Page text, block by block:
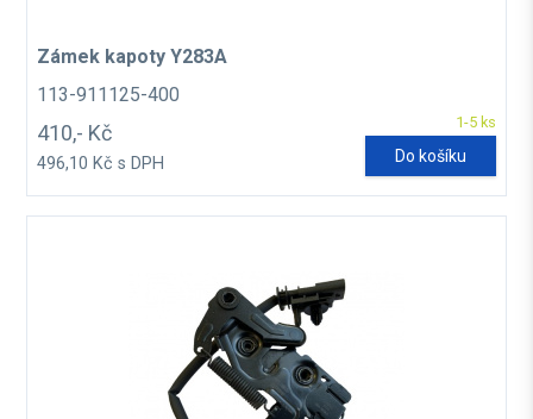
Zámek kapoty Y283A
113-911125-400
1-5 ks
410,- Kč
496,10 Kč s DPH Do košíku